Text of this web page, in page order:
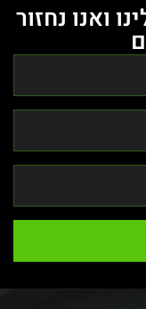
ואנו נחזור